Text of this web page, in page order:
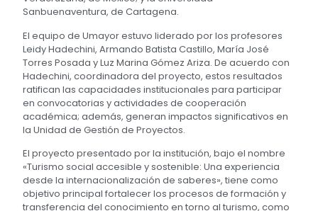
Sanbuenaventura, de Cartagena.
El equipo de Umayor estuvo liderado por los profesores
Leidy Hadechini, Armando Batista Castillo, María José
Torres Posada y Luz Marina Gómez Ariza. De acuerdo con
Hadechini, coordinadora del proyecto, estos resultados
ratifican las capacidades institucionales para participar
en convocatorias y actividades de cooperación
académica; además, generan impactos significativos en
la Unidad de Gestión de Proyectos.
El proyecto presentado por la institución, bajo el nombre
«Turismo social accesible y sostenible: Una experiencia
desde la internacionalización de saberes», tiene como
objetivo principal fortalecer los procesos de formación y
transferencia del conocimiento en torno al turismo, como